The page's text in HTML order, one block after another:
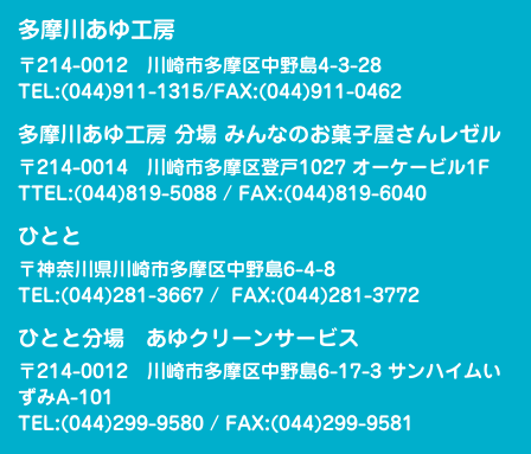
多摩川あゆ工房
〒214-0012 川崎市多摩区中野島4-3-28
TEL:(044)911-1315/FAX:(044)911-0462
多摩川あゆ工房 分場 みんなのお菓子屋さんレゼル
〒214-0014 川崎市多摩区登戸1027 オーケービル1F
TTEL:(044)819-5088 / FAX:(044)819-6040
ひとと
〒神奈川県川崎市多摩区中野島6-4-8
TEL:(044)281-3667 / FAX:(044)281-3772
ひとと分場 あゆクリーンサービス
〒214-0012 川崎市多摩区中野島6-17-3 サンハイムい
ずみA-101
TEL:(044)299-9580 / FAX:(044)299-9581